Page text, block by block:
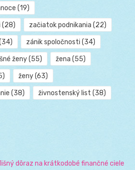
(19)
(28) začiatok podnikania (22)
zánik spoločnosti (34)
ženy(55) žena (55)
ženy(63)
(38) živnostenský list (38)
dôraz na krátkodobé finančné ciele